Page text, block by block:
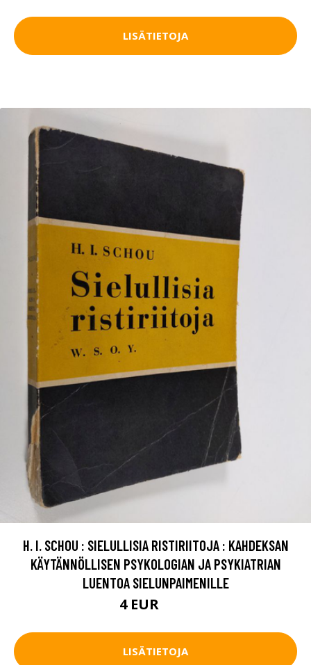
LISÄTIETOJA
H. I. SCHOU : SIELULLISIA RISTIRIITOJA : KAHDEKSAN
KÄYTÄNNÖLLISEN PSYKOLOGIAN JA PSYKIATRIAN
LUENTOA SIELUNPAIMENILLE
4 EUR
LISÄTIETOJA